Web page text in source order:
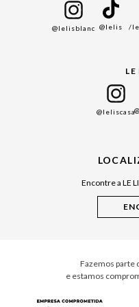
Black Friday
Cuidados Casa
@lelisblanc @lelis /
LE
@leliscasa
Encontre a LE
Fazemos parte
e estamos